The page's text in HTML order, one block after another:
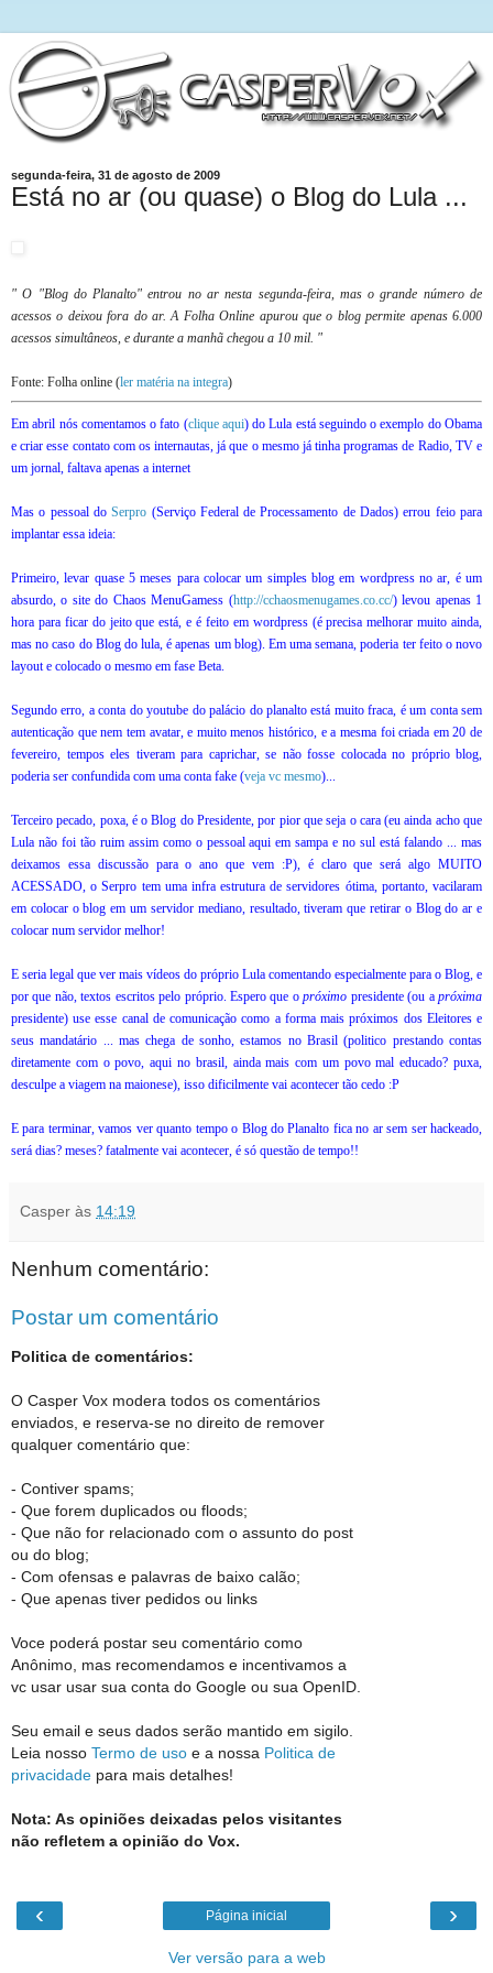
segunda-feira, 31 de agosto de 2009
Está no ar (ou quase) o Blog do Lula ...
" O "Blog do Planalto" entrou no ar nesta segunda-feira, mas o grande número de
acessos o deixou fora do ar. A Folha Online apurou que o blog permite apenas 6.000
acessos simultâneos, e durante a manhã chegou a 10 mil. "
Fonte: Folha online (ler matéria na integra)
Em abril nós comentamos o fato (clique aqui) do Lula está seguindo o exemplo do Obama
e criar esse contato com os internautas, já que o mesmo já tinha programas de Radio, TV e
um jornal, faltava apenas a internet
Mas o pessoal doSerpro (Serviço Federal de Processamento de Dados) errou feio para
implantar essa ideia:
Primeiro, levar quase 5 meses para colocar um simples blog em wordpress no ar, é um
absurdo, o site do Chaos MenuGamess (http://cchaosmenugames.co.cc/) levou apenas 1
hora para ficar do jeito que está, e é feito em wordpress (é precisa melhorar muito ainda,
mas no caso do Blog do lula, é apenas um blog). Em uma semana, poderia ter feito o novo
layout e colocado o mesmo em fase Beta.
Segundo erro, a conta do youtube do palácio do planalto está muito fraca, é um conta sem
autenticação que nem tem avatar, e muito menos histórico, e a mesma foi criada em 20 de
fevereiro, tempos eles tiveram para caprichar, se não fosse colocada no próprio blog,
poderia ser confundida com uma conta fake (veja vc mesmo)...
Terceiro pecado, poxa, é o Blog do Presidente, por pior que seja o cara (eu ainda acho que
Lula não foi tão ruim assim como o pessoal aqui em sampa e no sul está falando ... mas
deixamos essa discussão para o ano que vem :P), é claro que será algo MUITO
ACESSADO, o Serpro tem uma infra estrutura de servidores ótima, portanto, vacilaram
em colocar o blog em um servidor mediano, resultado, tiveram que retirar o Blog do ar e
colocar num servidor melhor!
E seria legal que ver mais vídeos do próprio Lula comentando especialmente para o Blog, e
por que não, textos escritos pelo próprio. Espero que opróximo presidente (ou apróxima
presidente) use esse canal de comunicação como a forma mais próximos dos Eleitores e
seus mandatário ... mas chega de sonho, estamos no Brasil (politico prestando contas
diretamente com o povo, aqui no brasil, ainda mais com um povo mal educado? puxa,
desculpe a viagem na maionese), isso dificilmente vai acontecer tão cedo :P
E para terminar, vamos ver quanto tempo o Blog do Planalto fica no ar sem ser hackeado,
será dias? meses? fatalmente vai acontecer, é só questão de tempo!!
Casper às 14:19
Nenhum comentário:
Postar um comentário
Politica de comentários:
O Casper Vox modera todos os comentários
enviados, e reserva-se no direito de remover
qualquer comentário que:
- Contiver spams;
- Que forem duplicados ou floods;
- Que não for relacionado com o assunto do post
ou do blog;
- Com ofensas e palavras de baixo calão;
- Que apenas tiver pedidos ou links
Voce poderá postar seu comentário como
Anônimo, mas recomendamos e incentivamos a
vc usar usar sua conta do Google ou sua OpenID.
Seu email e seus dados serão mantido em sigilo.
Leia nosso Termo de uso e a nossa Politica de
privacidade para mais detalhes!
Nota: As opiniões deixadas pelos visitantes
não refletem a opinião do Vox.
‹ ›
Página inicial
Ver versão para a web